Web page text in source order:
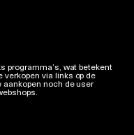
programma’s, wat betekent
via links op de
noch de user